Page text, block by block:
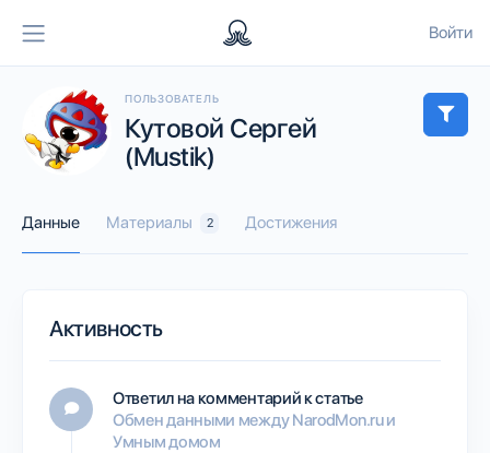
Войти
ПОЛЬЗОВАТЕЛЬ
Кутовой Сергей
(Mustik)
Данные Материалы 2 Достижения
Активность
Ответил на комментарий к статье
Обмен данными между NarodMon.ru и
Умным домом